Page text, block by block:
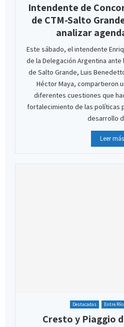
Intendente de
de CTM-Salto
analizar
Este sábado, el intendente
de la Delegación Argentina ante
de Salto Grande, Luis
Héctor Maya, compartieron
diferentes cuestiones que
fortalecimiento de las políticas
desarrollo
Leer más
Destacadas Entre
Cresto y Piaggio